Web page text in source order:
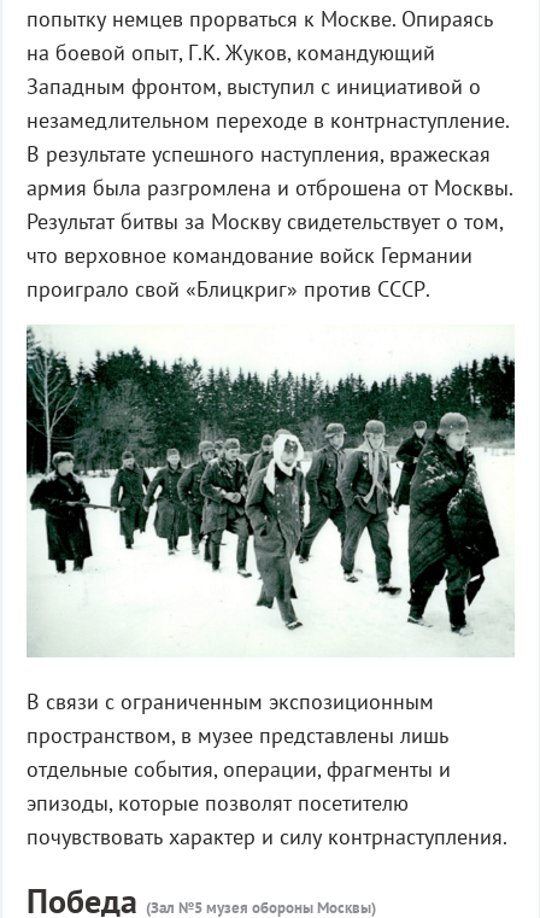
попытку немцев прорваться к Москве. Опираясь
на боевой опыт, Г.К. Жуков, командующий
Западным фронтом, выступил с инициативой о
незамедлительном переходе в контрнаступление.
В результате успешного наступления, вражеская
армия была разгромлена и отброшена от Москвы.
Результат битвы за Москву свидетельствует о том,
что верховное командование войск Германии
проиграло свой «Блицкриг» против СССР.
В связи с ограниченным экспозиционным
пространством, в музее представлены лишь
отдельные события, операции, фрагменты и
эпизоды, которые позволят посетителю
почувствовать характер и силу контрнаступления.
Победа (Зал №5 музея обороны Москвы)